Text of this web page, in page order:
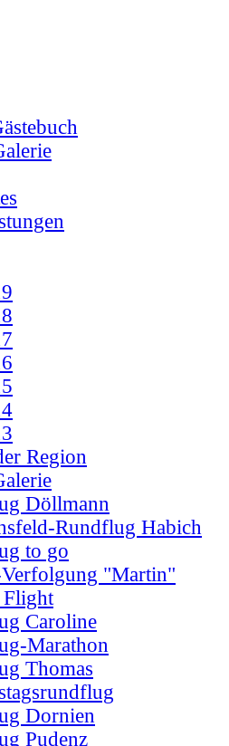
Region
Döllmann
Rundflug Habich
to go
"Martin"
Caroline
Marathon
Thomas
Dornien
Pudenz